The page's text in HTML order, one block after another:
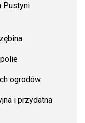
Pustyni
ogrodów
i przydatna